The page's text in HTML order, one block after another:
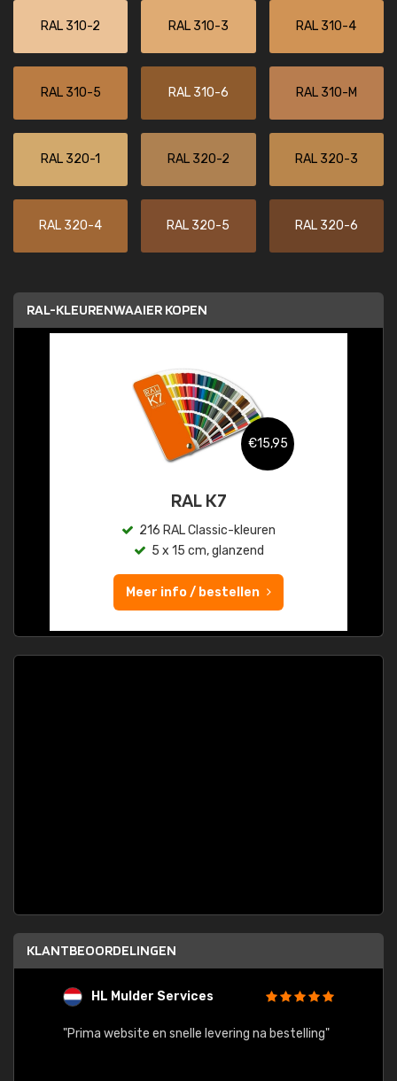
RAL 310-2 RAL 310-3 RAL 310-4
RAL 310-5 RAL 310-6 RAL 310-M
RAL 320-1 RAL 320-2 RAL 320-3
RAL 320-4 RAL 320-5 RAL 320-6
RAL-KLEURENWAAIER KOPEN
€15,95
RAL K7
216 RAL Classic-kleuren
5 x 15 cm, glanzend
Meer info / bestellen
KLANTBEOORDELINGEN
HL Mulder Services
"Prima website en snelle levering na bestelling"